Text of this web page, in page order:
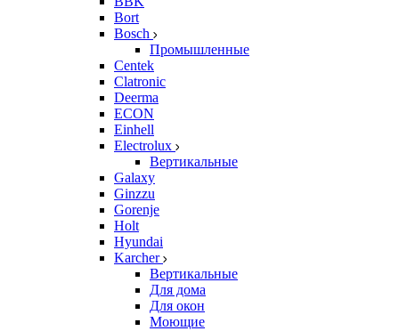
Bort
Bosch
Промышленные
Centek
Clatronic
Deerma
ECON
Einhell
Electrolux
Вертикальные
Galaxy
Ginzzu
Gorenje
Holt
Hyundai
Karcher
Вертикальные
Для дома
Для окон
Моющие